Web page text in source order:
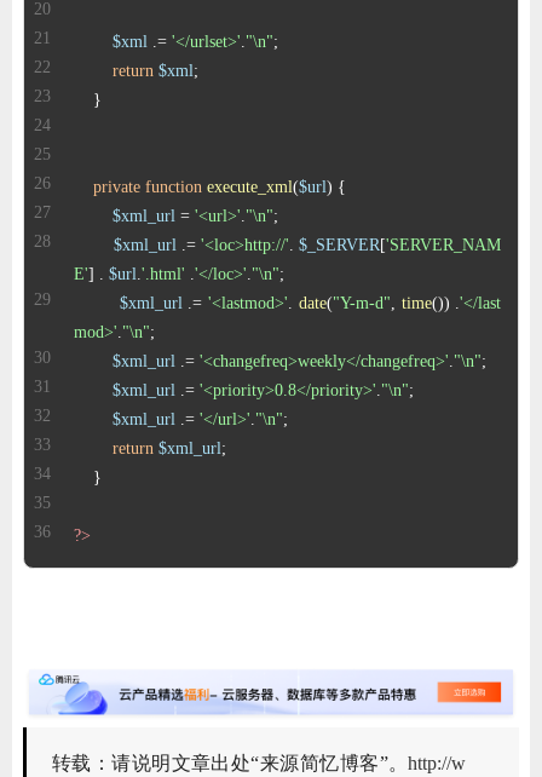
$xml .= '</urlset>'."\n"
return $xml
private function execute_xml($url)
$xml_url = '<url>'."\n"
$xml_url .= '<loc>http://'. $_SERVER['SERVER_NAM
E'] . $url.'.html' .'</loc>'."\n"
$xml_url .= '<lastmod>'. date("Y-m-d", time()) .'</last
mod>'."\n"
$xml_url .= '<changefreq>weekly</changefreq>'."\n"
$xml_url .= '<priority>0.8</priority>'."\n"
$xml_url .= '</url>'."\n"
return $xml_url
?>
转载：请说明文章出处“来源简忆博客”。http://w